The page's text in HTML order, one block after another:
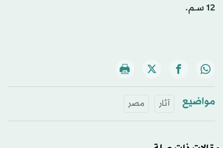
12 ســم.
مواضيع آثار مصر